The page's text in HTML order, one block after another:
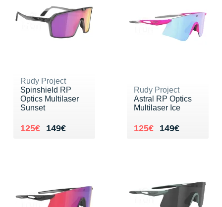
Rudy Project
Spinshield RP
Optics Multilaser
Sunset
149€
Au lieu de 149€
125€
Vendu 125€
Rudy Project
Astral RP Optics
Multilaser Ice
149€
Au lieu de 149€
125€
Vendu 125€